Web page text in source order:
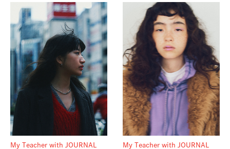
My Teacher with JOURNAL
My Teacher with JOURNAL